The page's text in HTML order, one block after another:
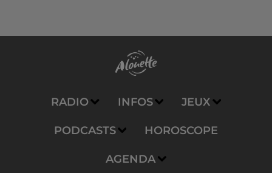
RADIO INFOS JEUX
PODCASTS HOROSCOPE
AGENDA